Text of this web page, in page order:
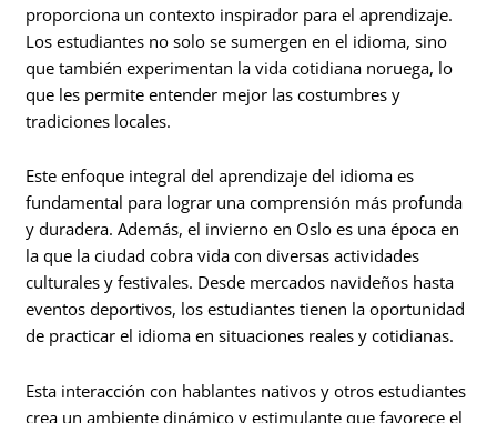
proporciona un contexto inspirador para el aprendizaje.
Los estudiantes no solo se sumergen en el idioma, sino
que también experimentan la vida cotidiana noruega, lo
que les permite entender mejor las costumbres y
tradiciones locales.
Este enfoque integral del aprendizaje del idioma es
fundamental para lograr una comprensión más profunda
y duradera. Además, el invierno en Oslo es una época en
la que la ciudad cobra vida con diversas actividades
culturales y festivales. Desde mercados navideños hasta
eventos deportivos, los estudiantes tienen la oportunidad
de practicar el idioma en situaciones reales y cotidianas.
Esta interacción con hablantes nativos y otros estudiantes
crea un ambiente dinámico y estimulante que favorece el